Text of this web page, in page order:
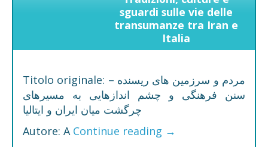
sguardi sulle vie delle
transumanze tra Iran e
Italia
Titolo originale: مردم و سرزمین های ریسنده –
سنن فرهنگی و چشم اندازهایی به مسیرهای
چرگشت میان ایران و ایتالیا
Autore: A Continue reading →